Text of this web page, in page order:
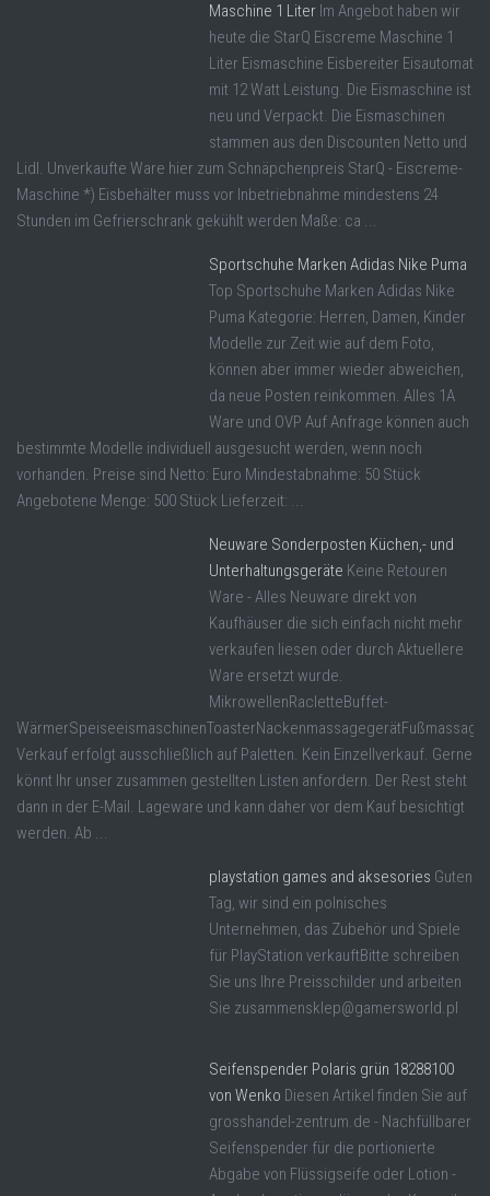
Maschine 1 Liter Im Angebot haben wir
heute die StarQ Eiscreme Maschine 1
Liter Eismaschine Eisbereiter Eisautomat
mit 12 Watt Leistung. Die Eismaschine ist
neu und Verpackt. Die Eismaschinen
stammen aus den Discounten Netto und
Lidl. Unverkaufte Ware hier zum Schnäpchenpreis StarQ - Eiscreme-
Maschine *) Eisbehälter muss vor Inbetriebnahme mindestens 24
Stunden im Gefrierschrank gekühlt werden Maße: ca ...
Sportschuhe Marken Adidas Nike Puma
Top Sportschuhe Marken Adidas Nike
Puma Kategorie: Herren, Damen, Kinder
Modelle zur Zeit wie auf dem Foto,
können aber immer wieder abweichen,
da neue Posten reinkommen. Alles 1A
Ware und OVP Auf Anfrage können auch
bestimmte Modelle individuell ausgesucht werden, wenn noch
vorhanden. Preise sind Netto: Euro Mindestabnahme: 50 Stück
Angebotene Menge: 500 Stück Lieferzeit: ...
Neuware Sonderposten Küchen,- und
Unterhaltungsgeräte Keine Retouren
Ware - Alles Neuware direkt von
Kaufhäuser die sich einfach nicht mehr
verkaufen liesen oder durch Aktuellere
Ware ersetzt wurde.
MikrowellenRacletteBuffet-
Verkauf erfolgt ausschließlich auf Paletten. Kein Einzellverkauf. Gerne
könnt Ihr unser zusammen gestellten Listen anfordern. Der Rest steht
dann in der E-Mail. Lageware und kann daher vor dem Kauf besichtigt
werden. Ab ...
playstation games and aksesories Guten
Tag, wir sind ein polnisches
Unternehmen, das Zubehör und Spiele
für PlayStation verkauftBitte schreiben
Sie uns Ihre Preisschilder und arbeiten
Sie zusammensklep@gamersworld.pl
Seifenspender Polaris grün 18288100
von Wenko Diesen Artikel finden Sie auf
grosshandel-zentrum.de - Nachfüllbarer
Seifenspender für die portionierte
Abgabe von Flüssigseife oder Lotion -